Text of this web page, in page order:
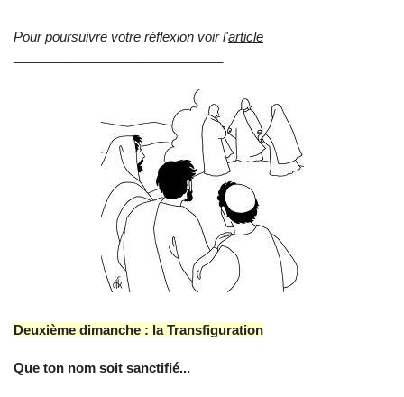
Pour poursuivre votre réflexion voir l'article
Deuxième dimanche : la Transfiguration
Que ton nom soit sanctifié...